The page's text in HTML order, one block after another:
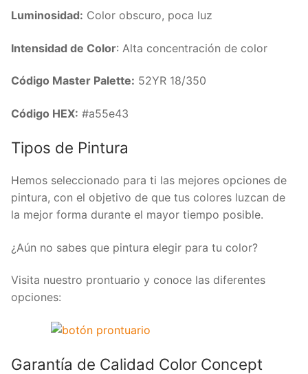
Luminosidad: Color obscuro, poca luz
Intensidad de Color: Alta concentración de color
Código Master Palette: 52YR 18/350
Código HEX: #a55e43
Tipos de Pintura
Hemos seleccionado para ti las mejores opciones de
pintura, con el objetivo de que tus colores luzcan de
la mejor forma durante el mayor tiempo posible.
¿Aún no sabes que pintura elegir para tu color?
Visita nuestro prontuario y conoce las diferentes
opciones:
Garantía de Calidad Color Concept